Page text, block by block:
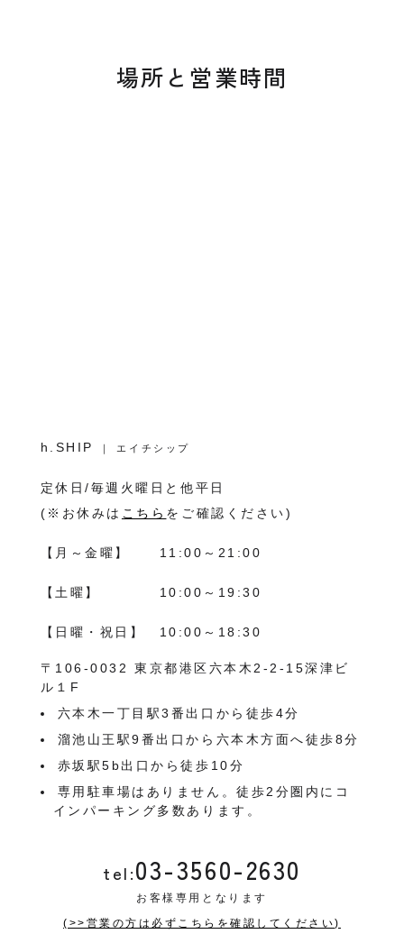
場所と営業時間
h.SHIP ｜ エイチシップ
定休日/毎週火曜日と他平日
(※お休みは こちら をご確認ください)
【月～金曜】 11:00～21:00
【土曜】 10:00～19:30
【日曜・祝日】 10:00～18:30
〒106-0032 東京都港区六本木2-2-15深津ビ
ル１F
六本木一丁目駅3番出口から徒歩4分
溜池山王駅9番出口から六本木方面へ徒歩8分
赤坂駅5b出口から徒歩10分
専用駐車場はありません。徒歩2分圏内にコ
インパーキング多数あります。
tel:03-3560-2630
お客様専用となります
(>>営業の方は必ずこちらを確認してください)